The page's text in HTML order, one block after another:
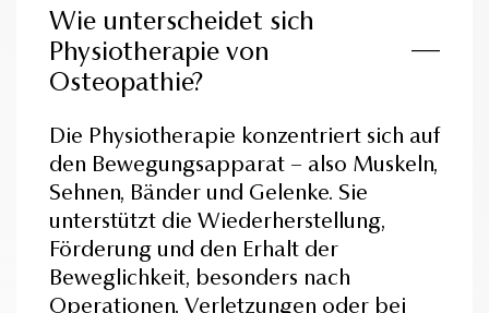
Wie unterscheidet sich
Physiotherapie von
Osteopathie?
Die Physiotherapie konzentriert sich auf
den Bewegungsapparat – also Muskeln,
Sehnen, Bänder und Gelenke. Sie
unterstützt die Wiederherstellung,
Förderung und den Erhalt der
Beweglichkeit, besonders nach
Operationen, Verletzungen oder bei